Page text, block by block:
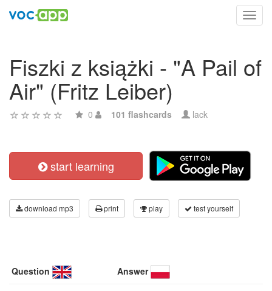
Fiszki z książki - "A Pail of
Air" (Fritz Leiber)
0 101 flashcards lack
start learning
download mp3 print play test yourself
Question Answer